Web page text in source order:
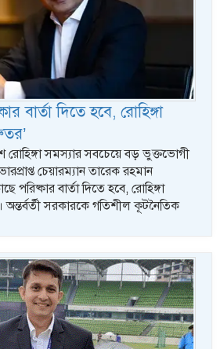
বার্তা দিতে হবে, রোহিঙ্গা
রোহিঙ্গা সমস্যার সবচেয়ে বড় ভুক্তভোগী
চেয়ারম্যান তারেক রহমান
পরিষ্কার বার্তা দিতে হবে, রোহিঙ্গা
সরকারকে গতিশীল কূটনৈতিক